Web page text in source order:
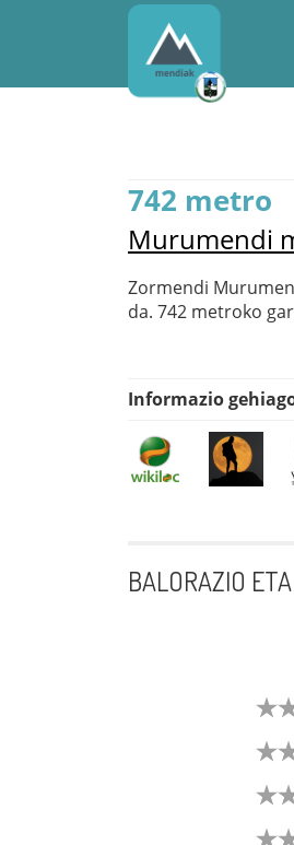
742 metro
Murumendi
Zormendi
da. 742 metroko
Informazio
BALORAZIO ETA